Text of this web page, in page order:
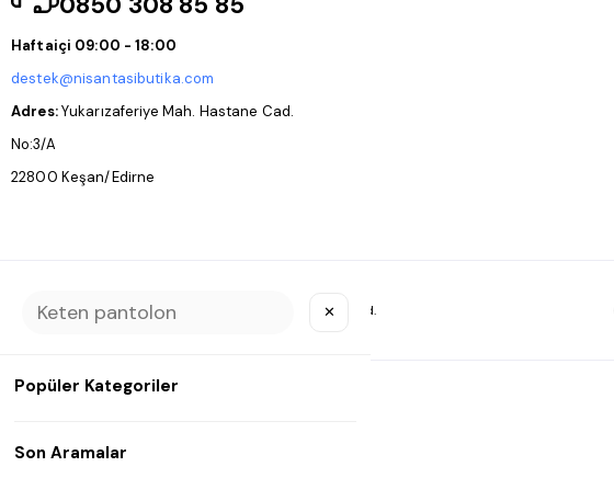
Haftaiçi 09:00 - 18:00
destek@nisantasibutika.com
Adres:Yukarızaferiye Mah. Hastane Cad.
No:3/A
22800 Keşan/Edirne
Copyright © 2025NİŞANTAŞI BUTİKA All rights reserved.
✕
Popüler Kategoriler
Son Aramalar